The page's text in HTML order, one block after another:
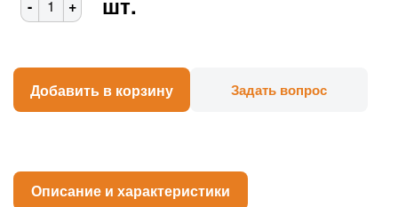
- +
Добавить в корзину Задать вопрос
Описание и характеристики